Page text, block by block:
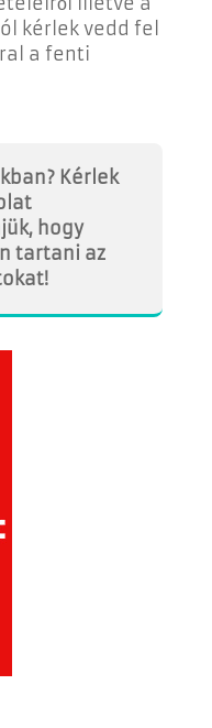
kérlek vedd fel
a fenti
Kérlek
hogy
tartani az